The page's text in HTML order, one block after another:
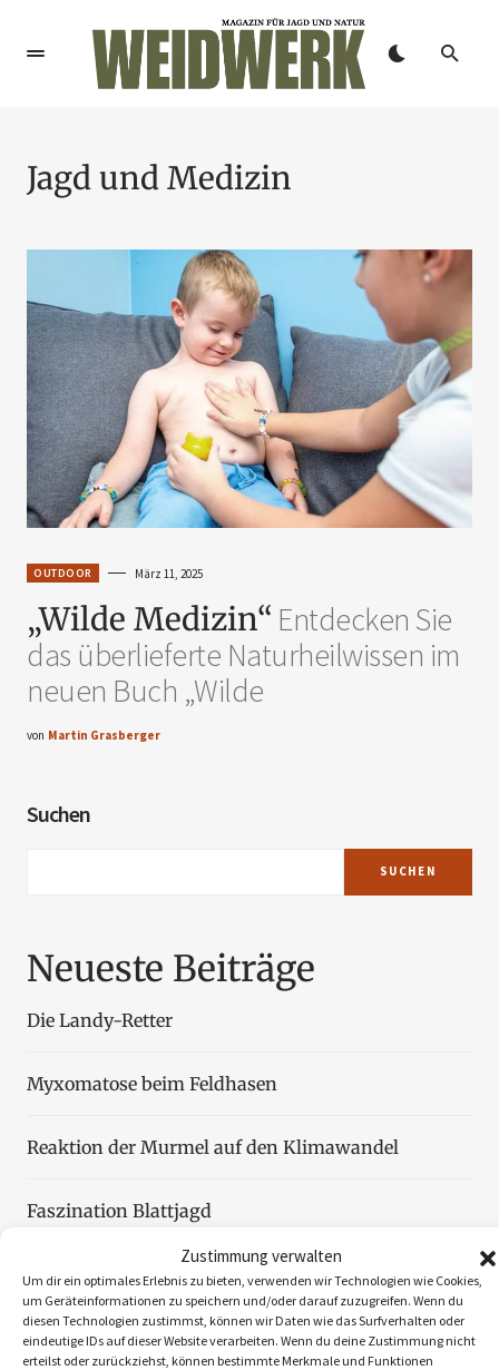
Zustimmung verwalten
Um dir ein optimales Erlebnis zu bieten, verwenden wir Technologien wie Cookies,
um Geräteinformationen zu speichern und/oder darauf zuzugreifen. Wenn du
diesen Technologien zustimmst, können wir Daten wie das Surfverhalten oder
eindeutige IDs auf dieser Website verarbeiten. Wenn du deine Zustimmung nicht
erteilst oder zurückziehst, können bestimmte Merkmale und Funktionen
Jagd und Medizin
OUTDOOR März 11, 2025
„Wilde Medizin“ Entdecken Sie
das überlieferte Naturheilwissen im
neuen Buch „Wilde
von Martin Grasberger
Suchen
SUCHEN
Neueste Beiträge
Die Landy-Retter
Myxomatose beim Feldhasen
Reaktion der Murmel auf den Klimawandel
Faszination Blattjagd
Wildzählung aus der Luft